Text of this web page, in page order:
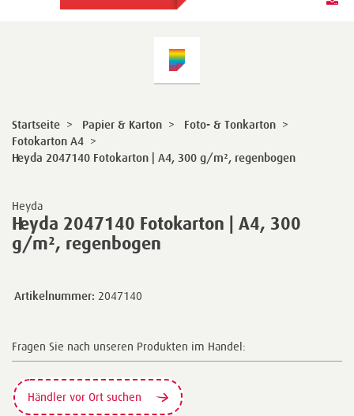
Heyda
Heyda 2047140 Fotokarton | A4, 300
g/m², regenbogen
Startseite > Papier & Karton > Foto- & Tonkarton >
Fotokarton A4 >
Heyda 2047140 Fotokarton | A4, 300 g/m², regenbogen
Artikelnummer: 2047140
Fragen Sie nach unseren Produkten im Handel:
Händler vor Ort suchen